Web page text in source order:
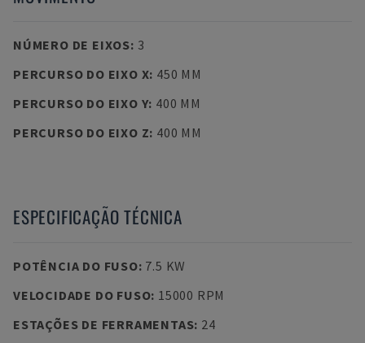
NÚMERO DE EIXOS: 3
PERCURSO DO EIXO X: 450 MM
PERCURSO DO EIXO Y: 400 MM
PERCURSO DO EIXO Z: 400 MM
ESPECIFICAÇÃO TÉCNICA
POTÊNCIA DO FUSO: 7.5 KW
VELOCIDADE DO FUSO: 15000 RPM
ESTAÇÕES DE FERRAMENTAS: 24